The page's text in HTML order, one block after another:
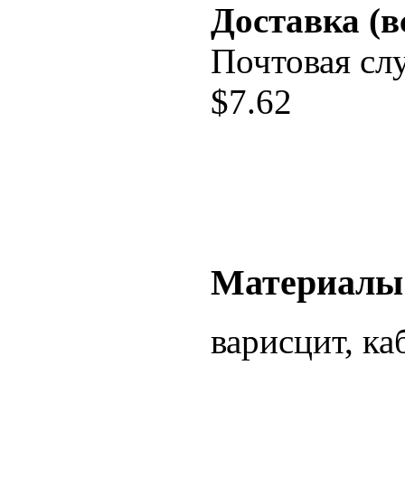
Доставка
Почтовая
$7.62
Материалы
варисцит,